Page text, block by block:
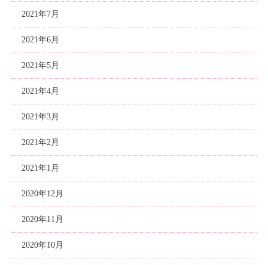
2021年7月
2021年6月
2021年5月
2021年4月
2021年3月
2021年2月
2021年1月
2020年12月
2020年11月
2020年10月